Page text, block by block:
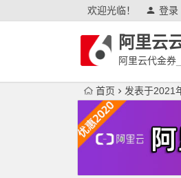
欢迎光临！ 登录
阿里云
阿里云代金券
首页 发表于2021